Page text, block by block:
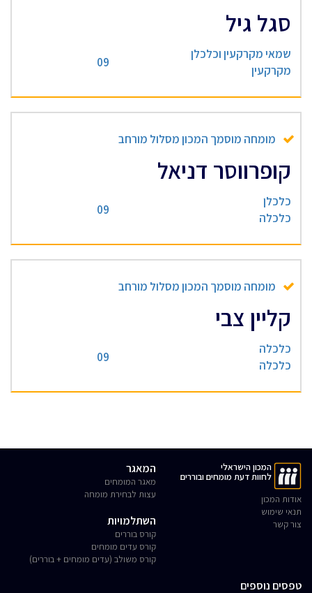
סגל גיל
שמאי מקרקעין וכלכלן
מקרקעין
09
מומחה מוסמך המכון מסלול מורחב
קופרווסר דניאל
כלכלן
כלכלה
09
מומחה מוסמך המכון מסלול מורחב
קליין צבי
כלכלה
כלכלה
09
המכון הישראלי
לחוות דעת מומחים ובוררים
אודות המכון
תנאי שימוש
צור קשר
המאגר
מאגר המומחים
עצות לבחירת מומחה
השתלמויות
קורס בוררים
קורס עדים מומחים
קורס משולב (עדים מומחים + בוררים)
טפסים נוספים